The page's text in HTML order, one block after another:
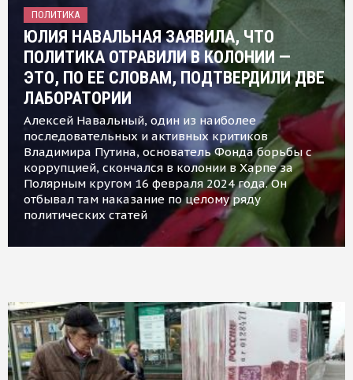
ПОЛИТИКА
ЮЛИЯ НАВАЛЬНАЯ ЗАЯВИЛА, ЧТО
ПОЛИТИКА ОТРАВИЛИ В КОЛОНИИ —
ЭТО, ПО ЕЕ СЛОВАМ, ПОДТВЕРДИЛИ ДВЕ
ЛАБОРАТОРИИ
Алексей Навальный, один из наиболее
последовательных и активных критиков
Владимира Путина, основатель Фонда борьбы с
коррупцией, скончался в колонии в Харпе за
Полярным кругом 16 февраля 2024 года. Он
отбывал там наказание по целому ряду
политических статей